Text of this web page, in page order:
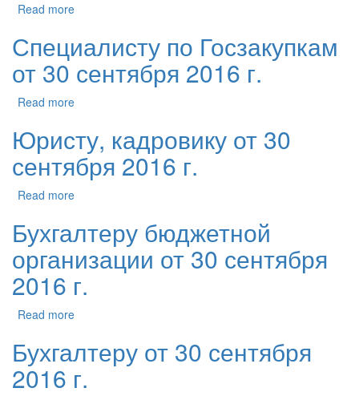
Read more
Специалисту по Госзакупкам
от 30 сентября 2016 г.
Read more
Юристу, кадровику от 30
сентября 2016 г.
Read more
Бухгалтеру бюджетной
организации от 30 сентября
2016 г.
Read more
Бухгалтеру от 30 сентября
2016 г.